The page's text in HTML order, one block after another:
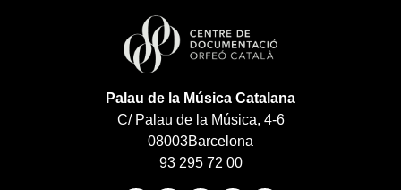
Palau de la Música Catalana
C/ Palau de la Música, 4-6
08003Barcelona
93 295 72 00